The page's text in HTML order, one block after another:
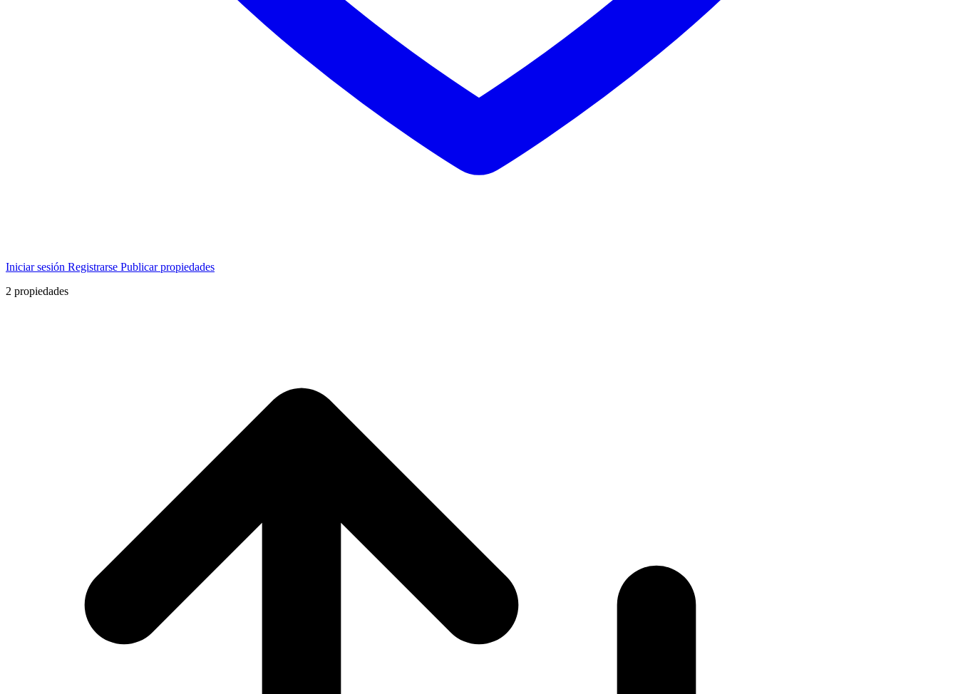
Iniciar sesión Registrarse Publicar propiedades
2 propiedades